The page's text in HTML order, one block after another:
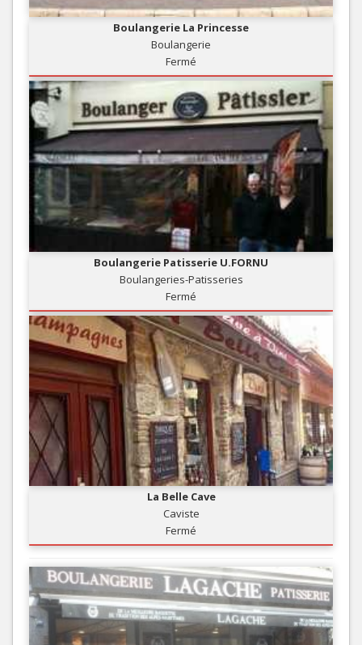
Boulangerie La Princesse
Boulangerie
Fermé
Boulangerie Patisserie U.FORNU
Boulangeries-Patisseries
Fermé
La Belle Cave
Caviste
Fermé